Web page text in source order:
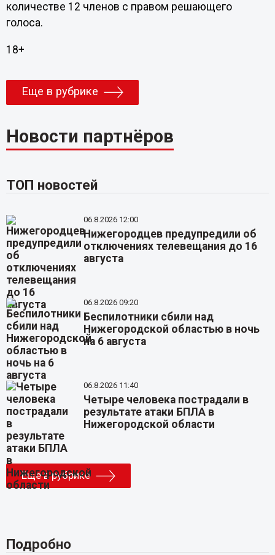
количестве 12 членов с правом решающего
голоса.
18+
Еще в рубрике
Новости партнёров
ТОП новостей
06.8.2026 12:00
Нижегородцев предупредили об
отключениях телевещания до 16
августа
06.8.2026 09:20
Беспилотники сбили над
Нижегородской областью в ночь
на 6 августа
06.8.2026 11:40
Четыре человека пострадали в
результате атаки БПЛА в
Нижегородской области
Еще в рубрике
Подробно